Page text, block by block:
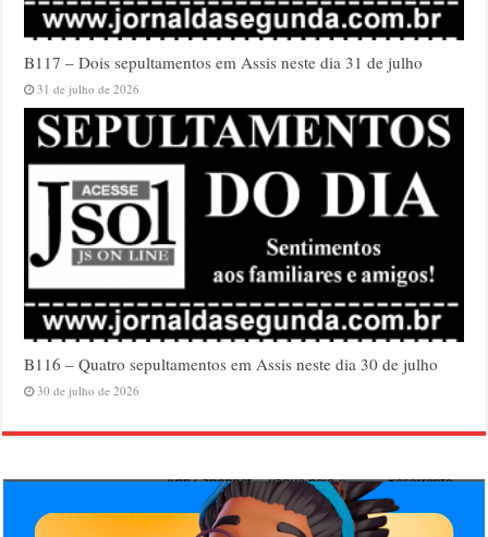
B117 – Dois sepultamentos em Assis neste dia 31 de julho
31 de julho de 2026
B116 – Quatro sepultamentos em Assis neste dia 30 de julho
30 de julho de 2026